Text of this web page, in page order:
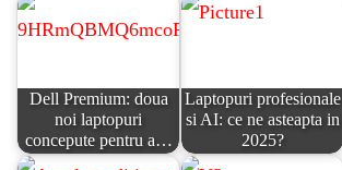
Dell Premium: doua
noi laptopuri
concepute pentru a…
Laptopuri profesionale
si AI: ce ne asteapta in
2025?